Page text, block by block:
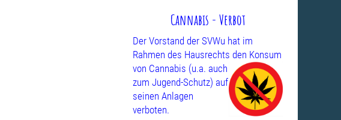
Cannabis - Verbot
Der Vorstand der SVWu hat im
Rahmen des Hausrechts den Konsum
von Cannabis (u.a. auch
zum Jugend-Schutz) auf
seinen Anlagen
verboten.